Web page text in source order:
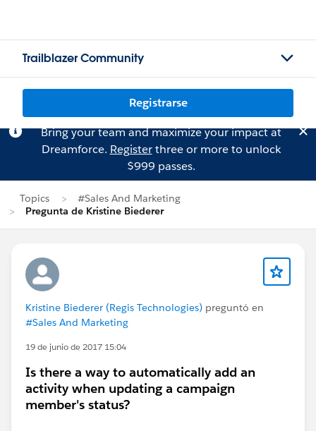
Trailblazer Community
Registrarse
Bring your team and maximize your impact at
Dreamforce. Registerthree or more to unlock
$999 passes.
Topics
#Sales And Marketing
Pregunta de Kristine Biederer
Kristine Biederer (Regis Technologies) preguntó en
#Sales And Marketing
19 de junio de 2017 15:04
Is there a way to automatically add an
activity when updating a campaign
member's status?